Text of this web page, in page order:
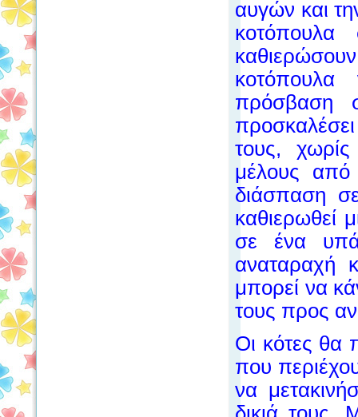
αυγών και
κοτόπουλα
πρόσβαση
προσκαλέσει
τους,
μέλους από
διάσπαση
καθιερωθεί
σε ένα
αναταραχή
μπορεί να
τους προς
Οι κότες θα
που
να